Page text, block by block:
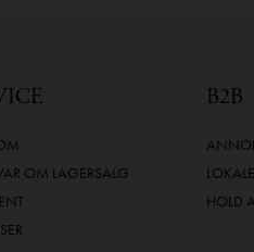
OM LAGERSALG
B2B
HOLD